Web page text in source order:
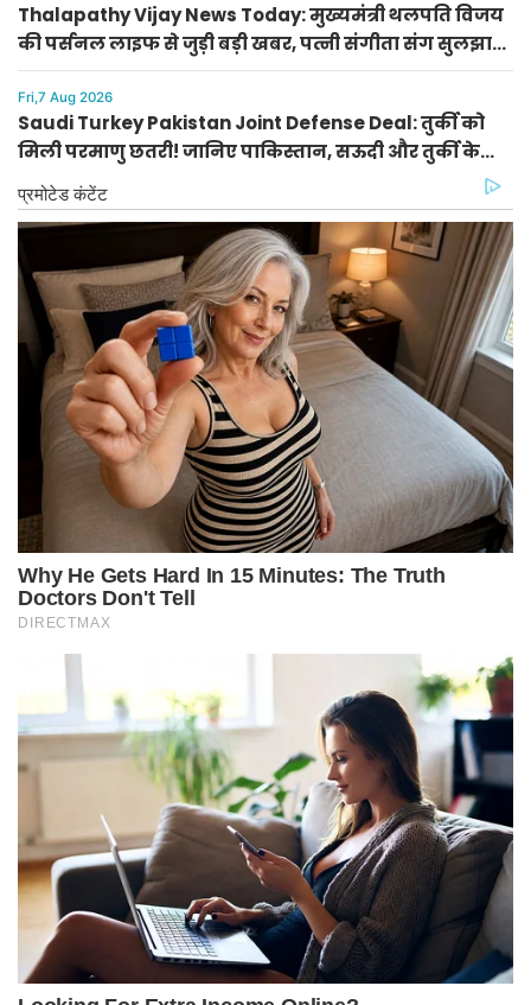
Thalapathy Vijay News Today: मुख्यमंत्री थलपति विजय
की पर्सनल लाइफ से जुड़ी बड़ी खबर, पत्नी संगीता संग सुलझा
विवाद
Fri,7 Aug 2026
Saudi Turkey Pakistan Joint Defense Deal: तुर्की को
मिली परमाणु छतरी! जानिए पाकिस्तान, सऊदी और तुर्की के
सैन्य गठबंधन के मायने